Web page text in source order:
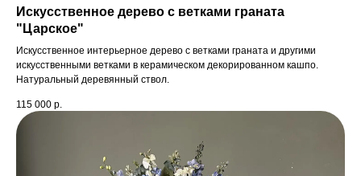
Искусственное дерево с ветками граната
"Царское"
Искусственное интерьерное дерево с ветками граната и другими
искусственными ветками в керамическом декорированном кашпо.
Натуральный деревянный ствол.
115 000 р.